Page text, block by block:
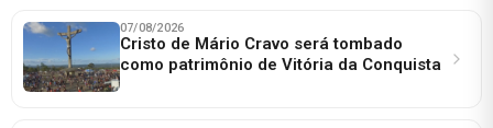
07/08/2026
Cristo de Mário Cravo será tombado
como patrimônio de Vitória da Conquista